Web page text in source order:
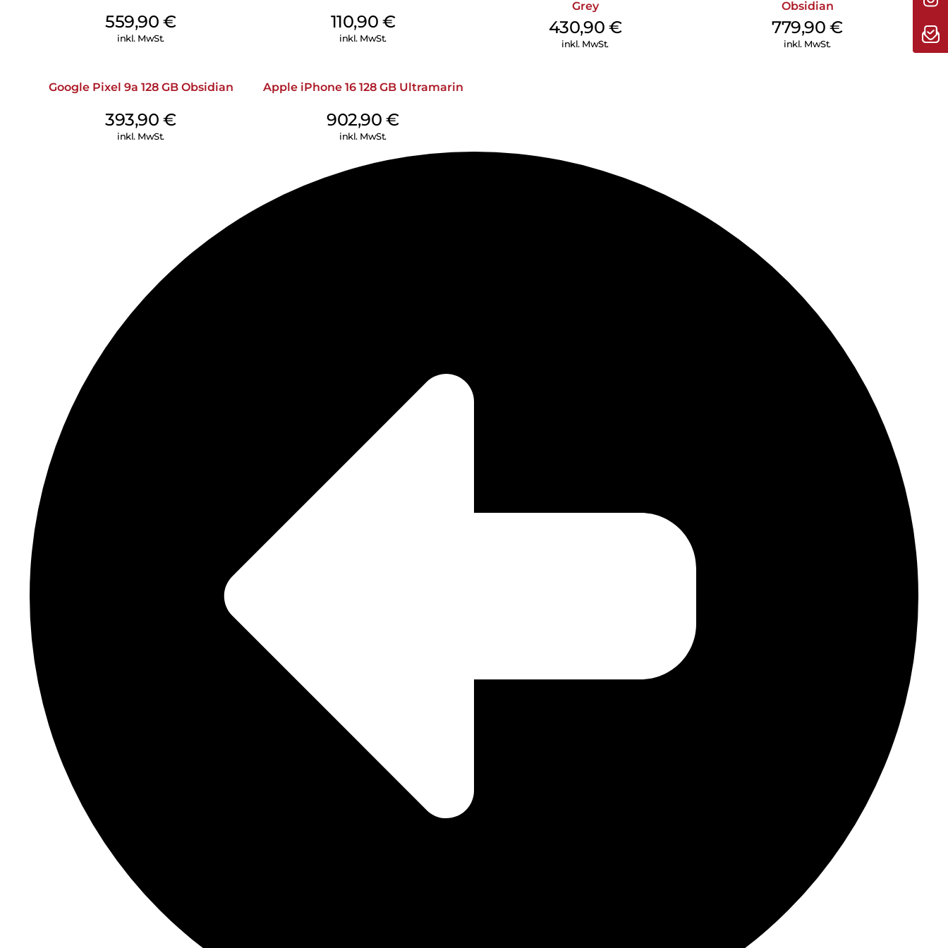
559,90€
inkl. MwSt.
110,90 €
inkl. MwSt.
Grey
430,90 €
inkl. MwSt.
Obsidian
779,90€
inkl. MwSt.
Google Pixel 9a 128 GB Obsidian
393,90€
inkl. MwSt.
Apple iPhone 16 128 GB Ultramarin
902,90€
inkl. MwSt.